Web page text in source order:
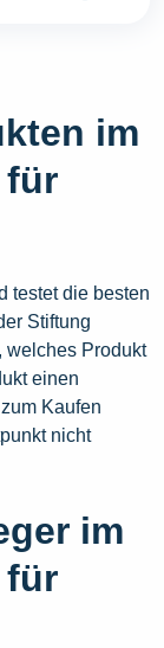
im
für
testet die besten
Stiftung
welches Produkt
einen
Kaufen
nicht
im
für